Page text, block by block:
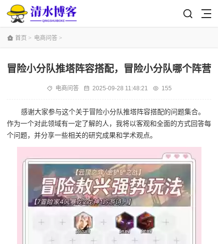
首页 > 电商问答 >
冒险小分队推塔阵容搭配，冒险小分队哪个阵营
电商问答 2025-09-28 11:48:21 155
感谢大家参与这个关于冒险小分队推塔阵容搭配的问题集合。
作为一个对此领域有一定了解的人，我将以客观和全面的方式回答每
个问题，并分享一些相关的研究成果和学术观点。